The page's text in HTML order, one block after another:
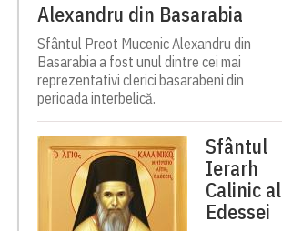
Alexandru din Basarabia
Sfântul Preot Mucenic Alexandru din
Basarabia a fost unul dintre cei mai
reprezentativi clerici basarabeni din
perioada interbelică.
Sfântul
Ierarh
Calinic al
Edessei